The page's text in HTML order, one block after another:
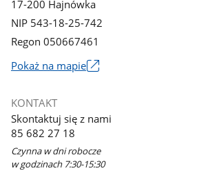
17-200 Hajnówka
NIP 543-18-25-742
Regon 050667461
Pokaż na mapieLink
nowym
KONTAKT
Skontaktuj się z nami
85 682 27 18
Czynna w dni robocze
w godzinach 7:30-15:30